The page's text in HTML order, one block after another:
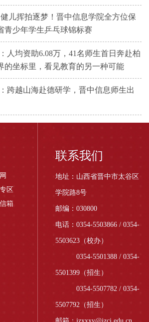
儿挥拍逐梦！晋中信息学院全方位保
青少年学生乒乓球锦标赛
人均资助6.08万，41名师生首日奔赴柏
坐标里，看见教育的另一种可能
跨越山海赴德研学，晋中信息师生出
区
箱
联系我们
地址：山西省晋中市太谷区
学院路8号
邮编：030800
电话：0354-5503866 / 0354-
5503623（校办）
0354-5501388 / 0354-
5501399（招生）
0354-5507782 / 0354-
5507792（招生）